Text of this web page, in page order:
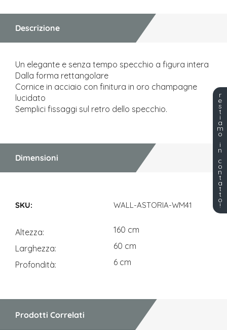
Descrizione
Un elegante e senza tempo specchio a figura intera
Dalla forma rettangolare
Cornice in acciaio con finitura in oro champagne
lucidato
Semplici fissaggi sul retro dello specchio.
Dimensioni
WALL-ASTORIA-WM41
Altezza
160 cm
Larghezza
60 cm
Profondità
6 cm
Prodotti Correlati
r
e
s
t
i
a
m
o
i
n
c
o
n
t
a
t
t
o
!